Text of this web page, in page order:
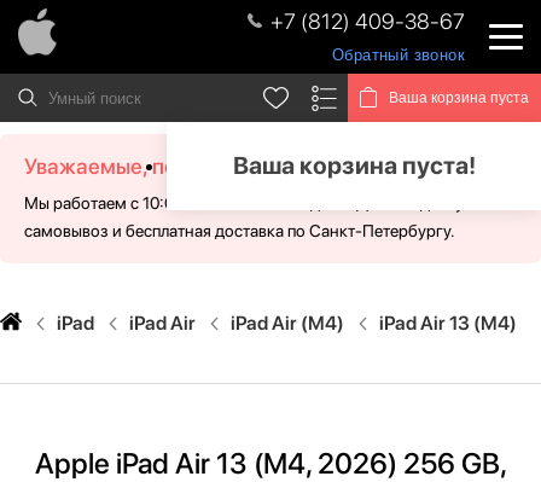
+7 (812) 409-38-67
Обратный звонок
Ваша корзина пуста
Ваша корзина пуста!
Уважаемые, посетители!
Мы работаем с 10:00 - 21:00 без выходных. Для Вас доступен
самовывоз и бесплатная доставка по Санкт-Петербургу.
iPad iPad Air iPad Air (M4) iPad Air 13 (M4)
Apple iPad Air 13 (M4, 2026) 256 GB,